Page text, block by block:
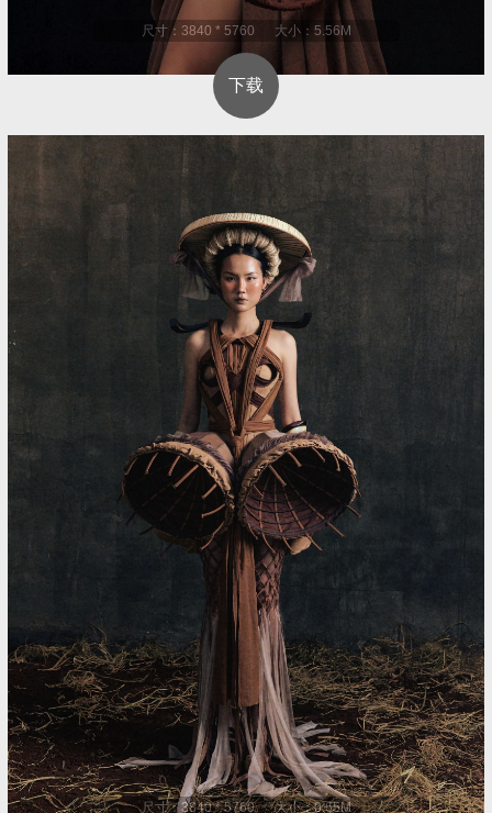
尺寸：3840 * 5760 大小：5.56M
下载
尺寸：3840 * 5760 大小：0.65M